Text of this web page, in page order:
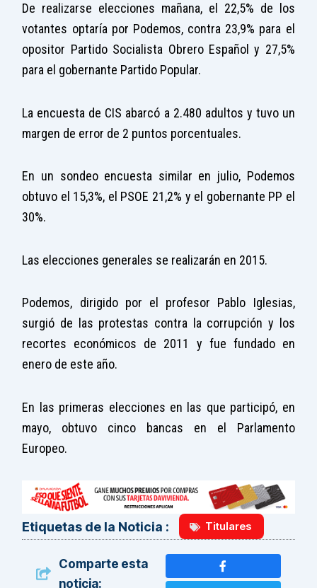
De realizarse elecciones mañana, el 22,5% de los
votantes optaría por Podemos, contra 23,9% para el
opositor Partido Socialista Obrero Español y 27,5%
para el gobernante Partido Popular.
La encuesta de CIS abarcó a 2.480 adultos y tuvo un
margen de error de 2 puntos porcentuales.
En un sondeo encuesta similar en julio, Podemos
obtuvo el 15,3%, el PSOE 21,2% y el gobernante PP el
30%.
Las elecciones generales se realizarán en 2015.
Podemos, dirigido por el profesor Pablo Iglesias,
surgió de las protestas contra la corrupción y los
recortes económicos de 2011 y fue fundado en
enero de este año.
En las primeras elecciones en las que participó, en
mayo, obtuvo cinco bancas en el Parlamento
Europeo.
Etiquetas de la Noticia : Titulares
Comparte esta
noticia: